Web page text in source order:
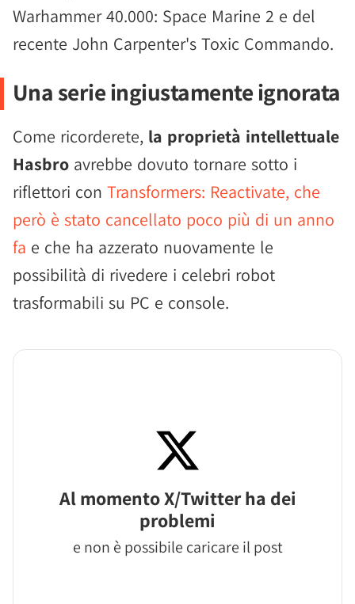
Warhammer 40.000: Space Marine 2 e del
recente John Carpenter's Toxic Commando.
Una serie ingiustamente ignorata
Come ricorderete, la proprietà intellettuale
Hasbro avrebbe dovuto tornare sotto i
riflettori con Transformers: Reactivate, che
però è stato cancellato poco più di un anno
fa e che ha azzerato nuovamente le
possibilità di rivedere i celebri robot
trasformabili su PC e console.
Al momento X/Twitter ha dei
problemi
e non è possibile caricare il post